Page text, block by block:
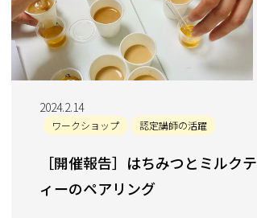
2024.2.14
ワークショップ 認定講師の活躍
［開催報告］はちみつとミルクテ
ィーのペアリング